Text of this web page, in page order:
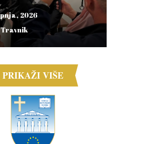
2026
Travnik
PRIKAŽI VIŠE